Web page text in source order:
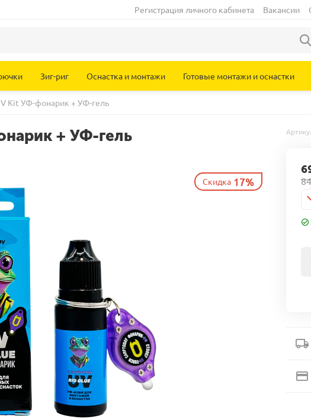
Регистрация личного кабинета Вакансии
Зиг-риг Оснастка и монтажи Готовые монтажи и оснастки
Kit УФ-фонарик + УФ-гель
+ УФ-гель